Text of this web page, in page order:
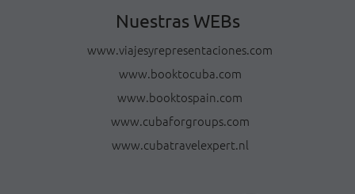
Nuestras WEBs
www.viajesyrepresentaciones.com
www.booktocuba.com
www.booktospain.com
www.cubaforgroups.com
www.cubatravelexpert.nl